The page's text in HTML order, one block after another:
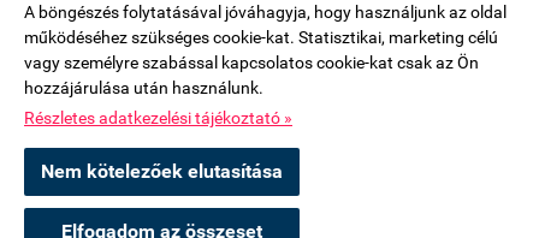
A böngészés folytatásával jóváhagyja, hogy használjunk az oldal
működéséhez szükséges cookie-kat. Statisztikai, marketing célú
vagy személyre szabással kapcsolatos cookie-kat csak az Ön
hozzájárulása után használunk.
Részletes adatkezelési tájékoztató »
Nem kötelezőek elutasítása
Elfogadom az összeset
https://mozaikcsempek.hu/
uvegmozaikshop.hu -Royalmozaik Pool & Home Kft